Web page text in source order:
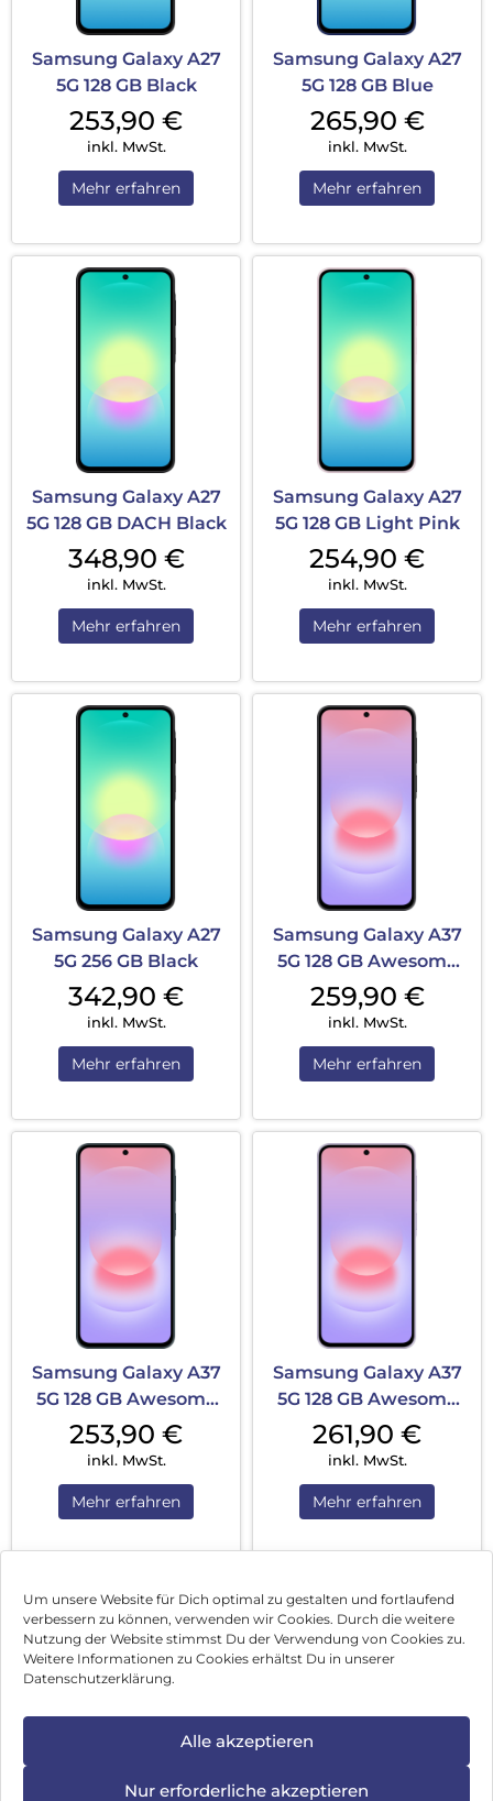
Um unsere Website für Dich optimal zu gestalten und fortlaufend
verbessern zu können, verwenden wir Cookies. Durch die weitere
Nutzung der Website stimmst Du der Verwendung von Cookies zu.
Weitere Informationen zu Cookies erhältst Du in unserer
Datenschutzerklärung.
Alle akzeptieren
Nur erforderliche akzeptieren
Samsung Galaxy A27
5G 128 GB Black
253,90 €
inkl. MwSt.
Mehr erfahren
Samsung Galaxy A27
5G 128 GB Blue
265,90 €
inkl. MwSt.
Mehr erfahren
Samsung Galaxy A27
5G 128 GB DACH Black
348,90 €
inkl. MwSt.
Mehr erfahren
Samsung Galaxy A27
5G 128 GB Light Pink
254,90 €
inkl. MwSt.
Mehr erfahren
Samsung Galaxy A27
5G 256 GB Black
342,90 €
inkl. MwSt.
Mehr erfahren
Samsung Galaxy A37
5G 128 GB Awesome
Charcoal
259,90 €
inkl. MwSt.
Mehr erfahren
Samsung Galaxy A37
5G 128 GB Awesome
Graygreen
253,90 €
inkl. MwSt.
Mehr erfahren
Samsung Galaxy A37
5G 128 GB Awesome
Lavender
261,90 €
inkl. MwSt.
Mehr erfahren
1 2 3 … 49 Nächste
Impressum